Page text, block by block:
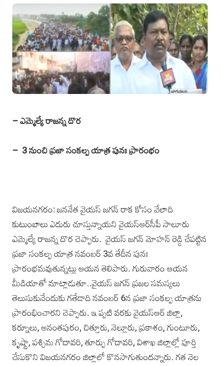
– ఎమ్మెల్యే రాజన్న దొర
– 3 నుంచి ప్రజా సంకల్ప యాత్ర పునః ప్రారంభం
విజయనగరం: జననేత వైయస్‌ జగన్‌ రాక కోసం వేలాది
కుటుంబాలు ఎదురు చూస్తున్నాయని వైయస్‌ఆర్‌సీపీ సాలూరు
ఎమ్మెల్యే రాజన్న దొర చెప్పారు. వైయస్‌ జగన్‌ మోహన్‌ రెడ్డి చేపట్టిన
ప్రజా సంకల్ప యాత్ర నవంబర్‌ 3వ తేదీన పునః
ప్రారంభమవుతున్నట్లు ఆయన తెలిపారు. గురువారం ఆయన
మీడియాతో మాట్లాడుతూ..వైయస్‌ జగన్‌ ప్రజల సమస్యలు
తెలుసుకునేందుకు గతేడాది నవంబర్‌ 6న ప్రజా సంకల్ప యాత్రను
ప్రారంభించారని చెప్పారు. ఇ ప్పటి వరకు వైయస్‌ఆర్‌ జిల్లా,
కర్నూలు, అనంతపురం, చిత్తూరు, నెల్లూరు, ప్రకాశం, గుంటూరు,
కృష్ణా, పశ్చిమ గోదావరి, తూర్పు గోదావరి, విశాఖ జిల్లాల్లో పూర్తి
చేసుకొని విజయనగరం జిల్లాలో కొనసాగుతుందన్నారు. గత నెల